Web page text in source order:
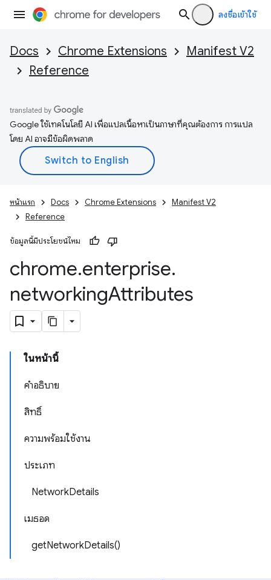
ลงชื่อเข้าใช้
Docs Chrome Extensions
Manifest V2
Reference
Google ใช้เทคโนโลยี AI เพื่อแปลเนื้อหาเป็นภาษาที่คุณต้องการ การแปล
โดย AI อาจมีข้อผิดพลาด
หน้าแรก Docs Chrome Extensions
Manifest V2
Reference
ข้อมูลนี้มีประโยชน์ไหม
chrome.enterprise.
networkingAttributes
ในหน้านี้
คำอธิบาย
สิทธิ์
ความพร้อมใช้งาน
ประเภท
NetworkDetails
เมธอด
getNetworkDetails()